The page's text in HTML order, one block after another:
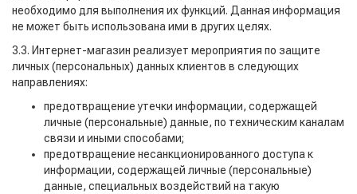
необходимо для выполнения их функций. Данная информация
не может быть использована ими в других целях.
3.3. Интернет-магазин реализует мероприятия по защите
личных (персональных) данных клиентов в следующих
направлениях:
предотвращение утечки информации, содержащей
личные (персональные) данные, по техническим каналам
связи и иными способами;
предотвращение несанкционированного доступа к
информации, содержащей личные (персональные)
данные, специальных воздействий на такую